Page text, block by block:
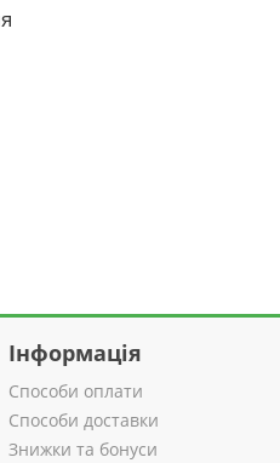
Інформація
Способи оплати
Способи доставки
Знижки та бонуси